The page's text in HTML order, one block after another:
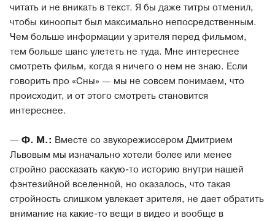
читать и не вникать в текст. Я бы даже титры отменил,
чтобы киноопыт был максимально непосредственным.
Чем больше информации у зрителя перед фильмом,
тем больше шанс улететь не туда. Мне интереснее
смотреть фильм, когда я ничего о нем не знаю. Если
говорить про «Сны» — мы не совсем понимаем, что
происходит, и от этого смотреть становится
интереснее.
— Ф. М.: Вместе со звукорежиссером Дмитрием
Львовым мы изначально хотели более или менее
стройно рассказать какую-то историю внутри нашей
фэнтезийной вселенной, но оказалось, что такая
стройность слишком увлекает зрителя, не дает обратить
внимание на какие-то вещи в видео и вообще в